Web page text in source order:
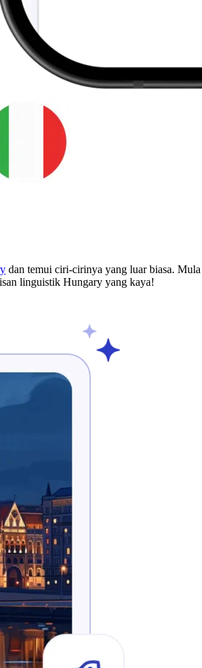
dan temui ciri-cirinya yang luar biasa.
linguistik Hungary yang kaya!